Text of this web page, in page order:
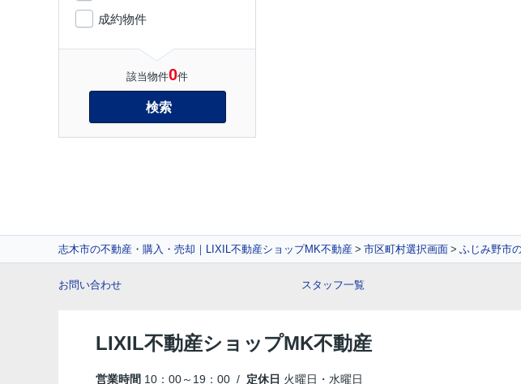
成約物件
該当物件0件
検索
志木市の不動産・購入・売却｜LIXIL不動産ショップMK不動産 市区町村選択画面 ふじみ野市
お問い合わせ スタッフ一覧
LIXIL不動産ショップMK不動産
営業時間 10：00～19：00 / 定休日 火曜日・水曜日